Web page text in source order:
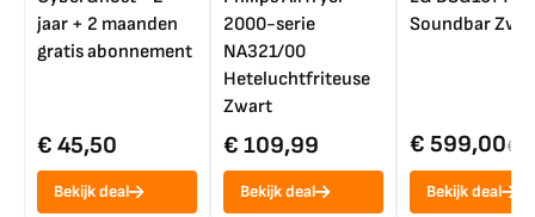
jaar + 2 maanden
gratis abonnement
€ 45,50
Bekijk deal
2000-serie
NA321/00
Heteluchtfriteuse
Zwart
€ 109,99
Bekijk deal
Soundbar
€ 599,00€
Bekijk deal